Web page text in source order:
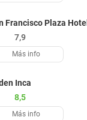
Francisco Plaza Hotel
7,9
Más info
Inca
8,5
Más info